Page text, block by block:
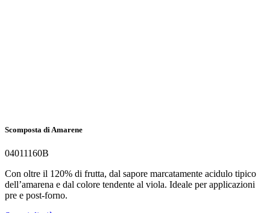
Scomposta di Amarene
04011160B
Con oltre il 120% di frutta, dal sapore marcatamente acidulo tipico
dell’amarena e dal colore tendente al viola. Ideale per applicazioni
pre e post-forno.